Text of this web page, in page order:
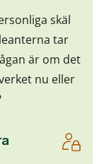
skäl
tar
är om det
nu eller